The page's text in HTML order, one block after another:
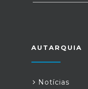
AUTARQUIA
Notícias